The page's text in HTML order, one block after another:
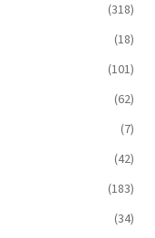
(318)
(18)
(101)
(62)
(7)
(42)
(183)
(34)